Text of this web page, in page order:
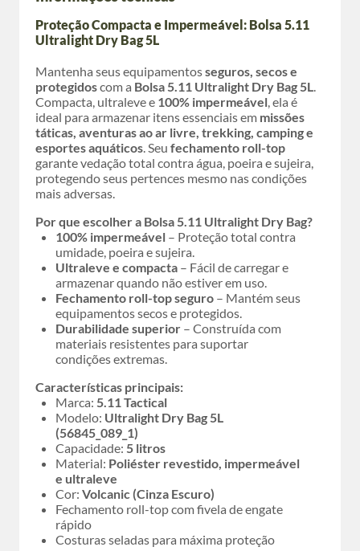
Proteção Compacta e Impermeável: Bolsa 5.11
Ultralight Dry Bag 5L
Mantenha seus equipamentosseguros, secos e
protegidoscom a Bolsa 5.11 Ultralight Dry Bag 5L.
Compacta, ultraleve e 100% impermeável, ela é
ideal para armazenar itens essenciais em missões
táticas, aventuras ao ar livre, trekking, camping e
esportes aquáticos. Seu fechamento roll-top
garante vedação total contra água, poeira e sujeira,
protegendo seus pertences mesmo nas condições
mais adversas.
Por que escolher a Bolsa 5.11 Ultralight Dry Bag?
100% impermeável – Proteção total contra
umidade, poeira e sujeira.
Ultraleve e compacta – Fácil de carregar e
armazenar quando não estiver em uso.
Fechamento roll-top seguro – Mantém seus
equipamentos secos e protegidos.
Durabilidade superior – Construída com
materiais resistentes para suportar
condições extremas.
Características principais:
Marca: 5.11 Tactical
Modelo: Ultralight Dry Bag 5L
(56845_089_1)
Capacidade: 5 litros
Material: Poliéster revestido, impermeável
e ultraleve
Cor: Volcanic (Cinza Escuro)
Fechamento roll-top com fivela de engate
rápido
Costuras seladas para máxima proteção